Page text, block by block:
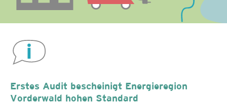
Erstes Audit bescheinigt Energieregion
Vorderwald hohen Standard